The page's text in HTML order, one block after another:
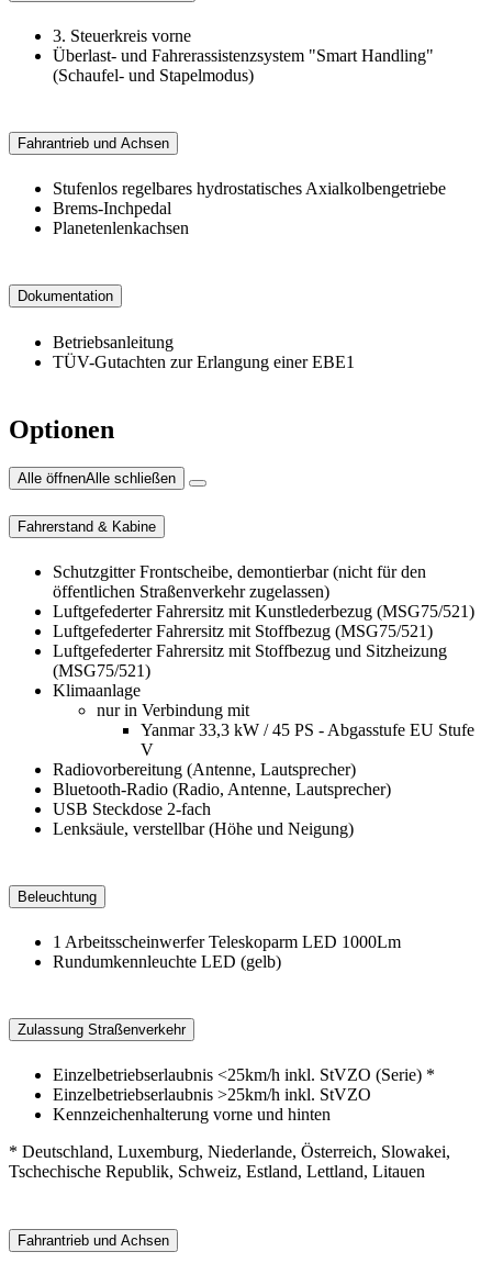
3. Steuerkreis vorne
Überlast- und Fahrerassistenzsystem "Smart Handling"
(Schaufel- und Stapelmodus)
Fahrantrieb und Achsen
Stufenlos regelbares hydrostatisches Axialkolbengetriebe
Brems-Inchpedal
Planetenlenkachsen
Dokumentation
Betriebsanleitung
TÜV-Gutachten zur Erlangung einer EBE1
Optionen
Alle öffnenAlle schließen
Fahrerstand & Kabine
Schutzgitter Frontscheibe, demontierbar (nicht für den
öffentlichen Straßenverkehr zugelassen)
Luftgefederter Fahrersitz mit Kunstlederbezug (MSG75/521)
Luftgefederter Fahrersitz mit Stoffbezug (MSG75/521)
Luftgefederter Fahrersitz mit Stoffbezug und Sitzheizung
(MSG75/521)
Klimaanlage
nur in Verbindung mit
Yanmar 33,3 kW / 45 PS - Abgasstufe EU Stufe
V
Radiovorbereitung (Antenne, Lautsprecher)
Bluetooth-Radio (Radio, Antenne, Lautsprecher)
USB Steckdose 2-fach
Lenksäule, verstellbar (Höhe und Neigung)
Beleuchtung
1 Arbeitsscheinwerfer Teleskoparm LED 1000Lm
Rundumkennleuchte LED (gelb)
Zulassung Straßenverkehr
Einzelbetriebserlaubnis <25km/h inkl. StVZO (Serie) *
Einzelbetriebserlaubnis >25km/h inkl. StVZO
Kennzeichenhalterung vorne und hinten
* Deutschland, Luxemburg, Niederlande, Österreich, Slowakei,
Tschechische Republik, Schweiz, Estland, Lettland, Litauen
Fahrantrieb und Achsen